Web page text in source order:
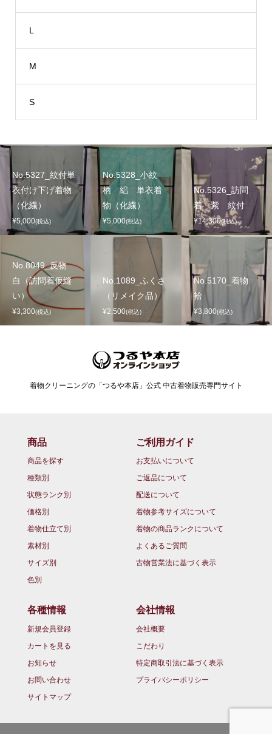
L
M
S
No.5327_紋付単
衣付け下げ着物
（化繊）
¥5,000(税込)
No.5328_小紋
柄 絽 単衣着
物（化繊）
¥5,000(税込)
No.5326_訪問
着 紫 紋付
¥14,300(税込)
No.8049_反物
白（訪問着仮縫
い）
¥3,300(税込)
No.1089_ふくさ
（リメイク品）
¥2,500(税込)
No.5170_着物
袷
¥3,800(税込)
着物クリーニングの「つるや本店」公式 中古着物販売専門サイト
商品
商品を探す
種類別
状態ランク別
価格別
着物仕立て別
素材別
サイズ別
色別
ご利用ガイド
お支払いについて
ご返品について
配送について
着物参考サイズについて
着物の商品ランクについて
よくあるご質問
古物営業法に基づく表示
各種情報
新規会員登録
カートを見る
お知らせ
お問い合わせ
サイトマップ
会社情報
会社概要
こだわり
特定商取引法に基づく表示
プライバシーポリシー